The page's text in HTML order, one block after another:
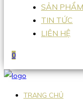
SẢN PHẨM
TIN TỨC
LIÊN HỆ
0
TRANG CHỦ